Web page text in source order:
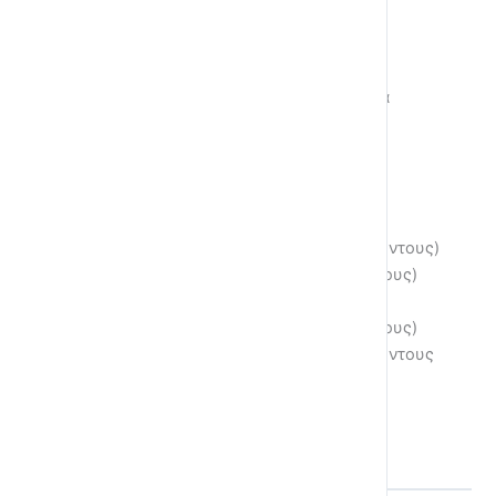
Οι πόντοι μου στο επίπεδο έως τώρα
Ολοκληρώνοντας μία υποενότητα (2 πόντους)
Ολοκληρώνοντας μία ενότητα (10 πόντους)
Ολοκληρώνοτας ένα μάθημα (100 πόντους)
Ανεβαίνοντας επίπεδα λαμβάνετε 20 πόντους